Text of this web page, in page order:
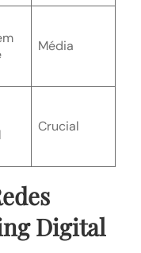
Média
Crucial
Digital